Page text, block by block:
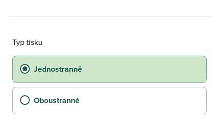
Typ tisku
Jednostranně
Oboustranně